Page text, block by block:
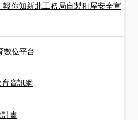
報你知新北工務局自製租屋安全宣
數位平台
資訊網
計畫